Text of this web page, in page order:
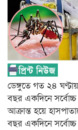
ডেঙ্গুতে গত ২৪
বছর একদিনে
আক্রান্ত হয়ে
বছর একদিনে